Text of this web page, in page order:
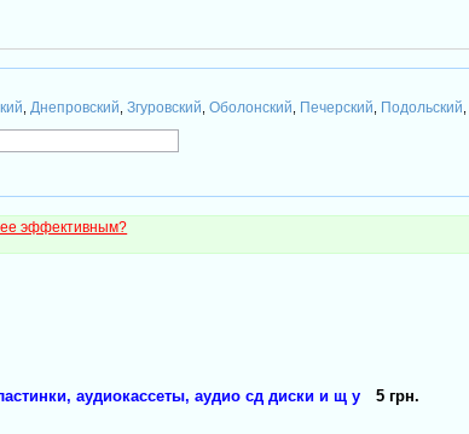
Днепровский ,Згуровский ,Оболонский Печерский Подольский
эффективным?
аудиокассеты, аудио сд диски и щ у 5 грн.